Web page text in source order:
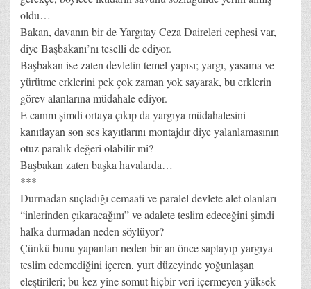
oldu…
Bakan, davanın bir de Yargıtay Ceza Daireleri cephesi var,
diye Başbakanı’nı teselli de ediyor.
Başbakan ise zaten devletin temel yapısı; yargı, yasama ve
yürütme erklerini pek çok zaman yok sayarak, bu erklerin
görev alanlarına müdahale ediyor.
E canım şimdi ortaya çıkıp da yargıya müdahalesini
kanıtlayan son ses kayıtlarını montajdır diye yalanlamasının
otuz paralık değeri olabilir mi?
Başbakan zaten başka havalarda…
***
Durmadan suçladığı cemaati ve paralel devlete alet olanları
“inlerinden çıkaracağını” ve adalete teslim edeceğini şimdi
halka durmadan neden söylüyor?
Çünkü bunu yapanları neden bir an önce saptayıp yargıya
teslim edemediğini içeren, yurt düzeyinde yoğunlaşan
eleştirileri; bu kez yine somut hiçbir veri içermeyen yüksek